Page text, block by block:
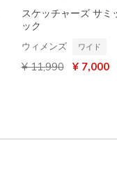
スケッチャーズ サミ
ック
ウィメンズ ワイド
からの値引き
¥ 11,990から
¥ 7,000